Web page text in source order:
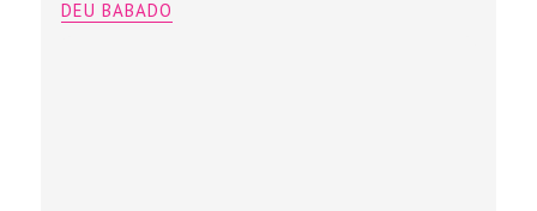
DEU BABADO